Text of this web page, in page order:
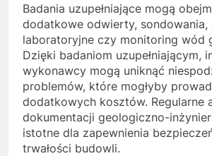
Badania uzupełniające mogą
dodatkowe odwierty, sondowania,
laboratoryjne czy monitoring wód
Dzięki badaniom uzupełniającym,
wykonawcy mogą uniknąć
problemów, które mogłyby
dodatkowych kosztów. Regularne
dokumentacji geologiczno-
istotne dla zapewnienia
trwałości budowli.